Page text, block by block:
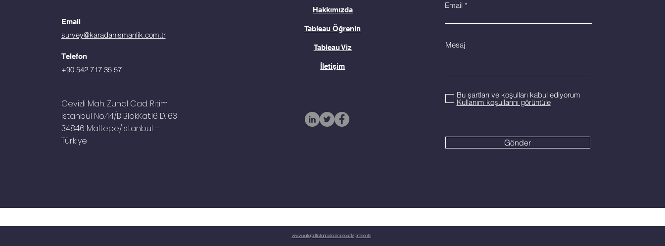
Email
survey@karadanismanlik.com.tr
Telefon
+90 542 717 35 57
Cevizli Mah. Zuhal Cad. Ritim
İstanbul No.44/B BlokKat:16 D.163
34846 Maltepe/İstanbul –
Türkiye
Hakkımızda
Tableau Öğrenin
Tableau Viz
İletişim
Email
Mesaj
Bu şartları ve koşulları kabul ediyorum
Kullanım koşullarını görüntüle
Gönder
www.katapultistanbul.com proudly presents